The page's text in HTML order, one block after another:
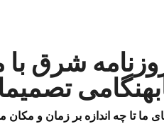
شرق با
ما تا چه اندازه بر زمان و